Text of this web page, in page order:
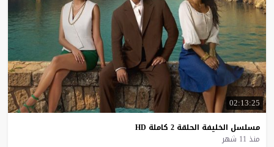
02:13:25
مسلسل الخليفة الحلقة 2 كاملة HD
منذ 11 شهر